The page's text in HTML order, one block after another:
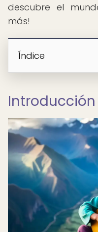
descubre el
más!
Índice
Introducción